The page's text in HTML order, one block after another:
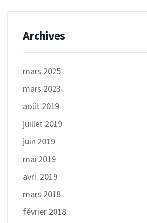
Archives
mars 2025
mars 2023
août 2019
juillet 2019
juin 2019
mai 2019
avril 2019
mars 2018
février 2018